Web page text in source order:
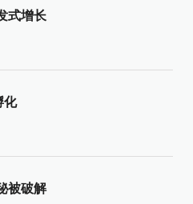
式增长
化
被破解